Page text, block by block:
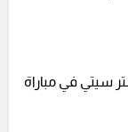
سيتي في مباراة